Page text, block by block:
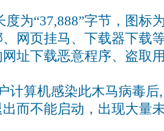
度为“37,888”字节，图标
网页挂马、下载器下载
址下载恶意程序、盗取
计算机感染此木马病毒
而不能启动，出现大量